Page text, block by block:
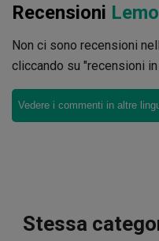
Recensioni
Non ci sono recensioni
cliccando su "recensioni
Vedere i commenti in altre
Stessa